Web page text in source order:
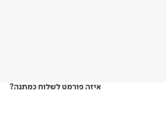
איזה פורמט לשלוח כמתנה?